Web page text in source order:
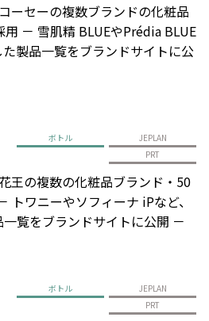
ーセーの複数ブランドの化粧品
－ 雪肌精 BLUEやPrédia BLUE
製品一覧をブランドサイトに公
ボトル
JEPLAN
PRT
王の複数の化粧品ブランド・50
トワニーやソフィーナ iPなど、
覧をブランドサイトに公開 －
ボトル
JEPLAN
PRT